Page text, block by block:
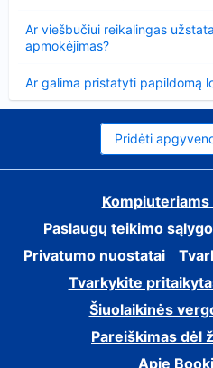
Ar viešbučiui reikalingas
apmokėjimas?
Ar galima pristatyti papildomą
Pridėti
Paslaugų teikimo
Privatumo nuostatai
Tvarkykite
Šiuolaikinės
Pareiškimas dėl
Apie